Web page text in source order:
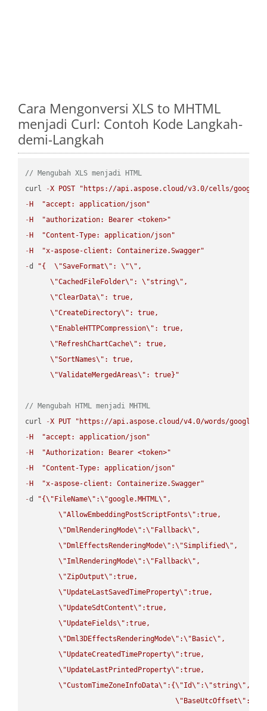
Cara Mengonversi XLS to MHTML
menjadi Curl: Contoh Kode Langkah-
demi-Langkah
// Mengubah XLS menjadi HTML
curl
-X POST
"https://api.aspose.cloud/v3.0/cells/
- H
"accept: application/json"
- H
"authorization: Bearer <token>"
- H
"Content-Type: application/json"
- H
"x-aspose-client: Containerize.Swagger"
-d "{ \"SaveFormat\" : \"\" ,
\"CachedFileFolder\" : \"string\" ,
\"ClearData\" : true,
\"CreateDirectory\" : true,
\" EnableHTTPCompression\" : true,
\" RefreshChartCache\" : true,
\"SortNames\" : true,
\"ValidateMergedAreas\" : true}"
// Mengubah HTML menjadi MHTML
curl
-X PUT
"https://api.aspose.cloud/v4.0/words/
- H
"accept: application/json"
- H
"Authorization: Bearer <token>"
- H
"Content-Type: application/json"
- H
"x-aspose-client: Containerize.Swagger"
-d "{\" FileName\" :\"google.MHTML\" ,
\"AllowEmbeddingPostScriptFonts\" :true,
\" DmlRenderingMode\" :\" Fallback\" ,
\" DmlEffectsRenderingMode\" :\"Simplified\" ,
\"ImlRenderingMode\" :\" Fallback\" ,
\"ZipOutput\" :true,
\"UpdateLastSavedTimeProperty\" :true,
\"UpdateSdtContent\" :true,
\"UpdateFields\" :true,
\" Dml3DEffectsRenderingMode\" :\" Basic\" ,
\"UpdateCreatedTimeProperty\" :true,
\"UpdateLastPrintedProperty\" :true,
\"CustomTimeZoneInfoData\" :{\"Id\" :\"string\" ,
\" BaseUtcOffset\" :